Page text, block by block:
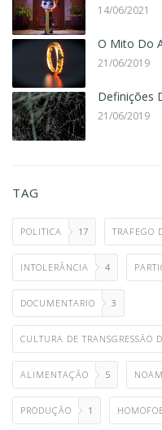
14/06/2021
O Mito Do
21/06/2019
Definições
21/06/2019
TAG
POLITICA 17 TRAFEGO
INTOLERÂNCIA 4
DOCUMENTARIO 3
CULTURA DE TRANSGRESSÃO
ALIMENTAÇÃO 5
PRODUÇÃO 1